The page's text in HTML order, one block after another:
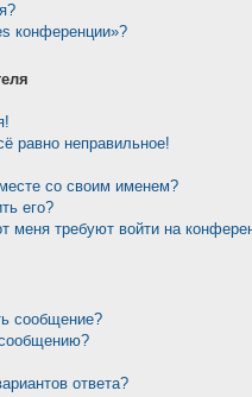
конференции»?
равно неправильное!
со своим именем?
его?
меня требуют войти на
сообщение?
ответа?